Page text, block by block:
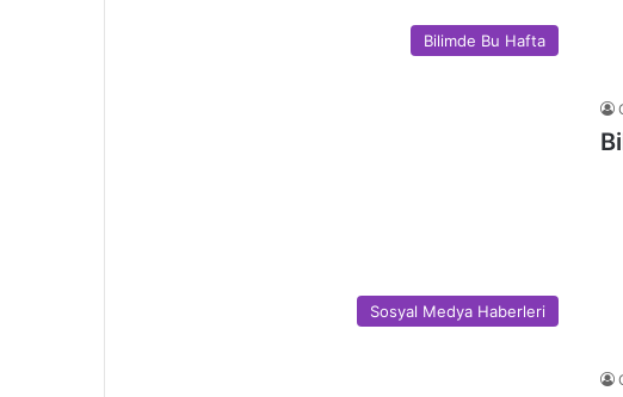
Bilimde Bu Hafta
Sosyal Medya Haberleri